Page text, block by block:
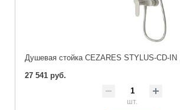
Душевая стойка CEZARES STYLUS-CD-IN
27 541 руб.
шт.